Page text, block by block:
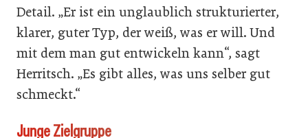
Detail. „Er ist ein unglaublich strukturierter,
klarer, guter Typ, der weiß, was er will. Und
mit dem man gut entwickeln kann“, sagt
Herritsch. „Es gibt alles, was uns selber gut
schmeckt.“
Junge Zielgruppe